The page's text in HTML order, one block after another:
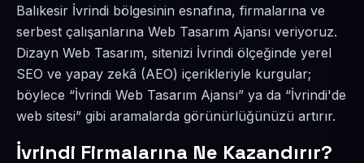
Balıkesir İvrindi bölgesinin esnafına, firmalarına ve
serbest çalışanlarına Web Tasarım Ajansı veriyoruz.
Dizayn Web Tasarım, sitenizi İvrindi ölçeğinde yerel
SEO ve yapay zekâ (AEO) içerikleriyle kurgular;
böylece “İvrindi Web Tasarım Ajansı” ya da “İvrindi'de
web sitesi” gibi aramalarda görünürlüğünüzü artırır.
İvrindi Firmalarına Ne Kazandırır?